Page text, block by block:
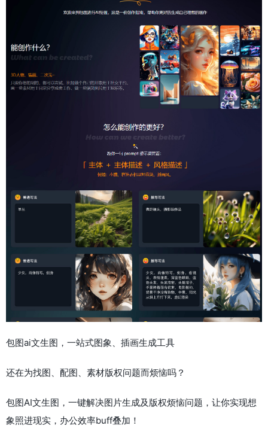
包图ai文生图，一站式图象、插画生成工具
还在为找图、配图、素材版权问题而烦恼吗？
包图AI文生图，一键解决图片生成及版权烦恼问题，让你实现想
象照进现实，办公效率buff叠加！